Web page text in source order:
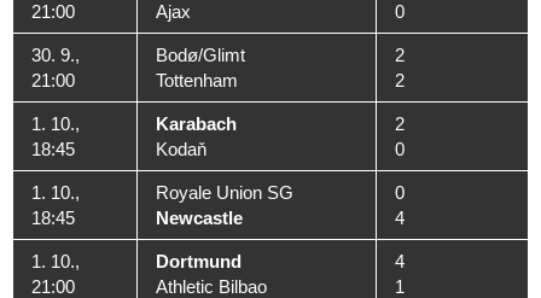
21:00
Ajax
0
30. 9.,
21:00
Bodø/Glimt
Tottenham
2
2
1. 10.,
18:45
Karabach
Kodaň
2
0
1. 10.,
18:45
Royale Union SG
Newcastle
0
4
1. 10.,
21:00
Dortmund
Athletic Bilbao
4
1